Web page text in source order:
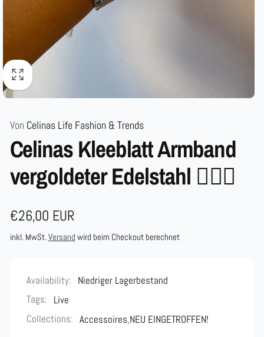
Von Celinas Life Fashion & Trends
Celinas Kleeblatt Armband
vergoldeter Edelstahl ❤️‍🔥💋
Normaler
Preis
€26,00 EUR
inkl. MwSt.Versand wird beim Checkout berechnet
Availability: Niedriger Lagerbestand
Tags: Live
Collections: Accessoires,NEU EINGETROFFEN!